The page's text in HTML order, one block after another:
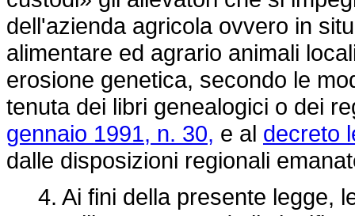
dell'azienda agricola ovvero in
alimentare ed agrario animali
erosione genetica, secondo le
tenuta dei libri genealogici o dei
gennaio 1991, n. 30, e al decreto
dalle disposizioni regionali
4. Ai fini della presente legge,